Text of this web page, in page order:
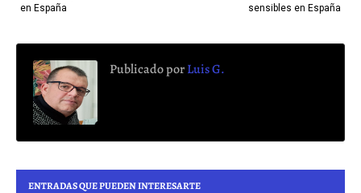
sensibles en España
en España
Publicado porLuis G.
ENTRADAS QUE PUEDEN INTERESARTE